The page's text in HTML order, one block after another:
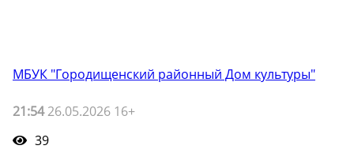
МБУК "Городищенский районный Дом культуры"
21:5426.05.2026 16+
39